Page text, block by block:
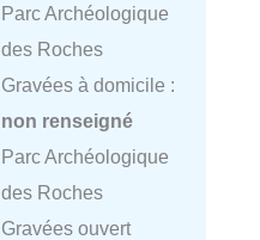
Parc Archéologique
des Roches
Gravées à domicile :
non renseigné
Parc Archéologique
des Roches
Gravées ouvert